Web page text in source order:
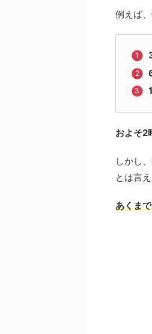
例えば
およそ2
しかし
とは言え
あくま